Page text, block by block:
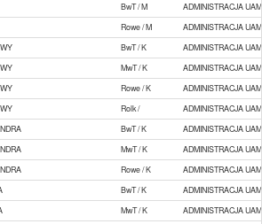
BwT / M
ADMINISTRACJA UAM
Rowe / M
ADMINISTRACJA UAM
BwT / K
ADMINISTRACJA UAM
MwT / K
ADMINISTRACJA UAM
Rowe / K
ADMINISTRACJA UAM
Rolk /
ADMINISTRACJA UAM
BwT / K
ADMINISTRACJA UAM
MwT / K
ADMINISTRACJA UAM
Rowe / K
ADMINISTRACJA UAM
BwT / K
ADMINISTRACJA UAM
MwT / K
ADMINISTRACJA UAM